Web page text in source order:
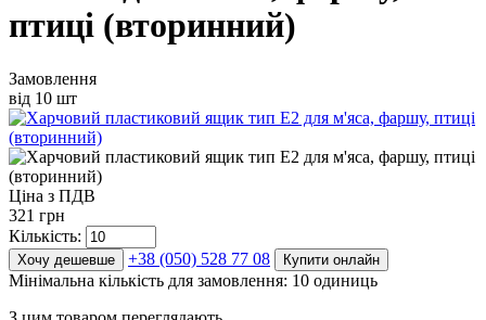
птиці (вторинний)
Замовлення
від 10 шт
Ціна з ПДВ
321 грн
Кількість:
Хочу дешевше +38 (050) 528 77 08 Купити онлайн
Мінімальна кількість для замовлення: 10 одиниць